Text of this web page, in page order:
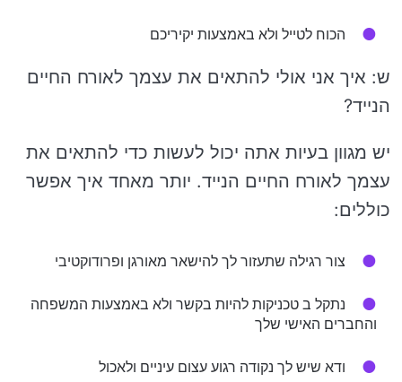
הכוח לטייל ולא באמצעות יקיריכם
ש: איך אני אולי להתאים את עצמך לאורח החיים
הנייד?
יש מגוון בעיות אתה יכול לעשות כדי להתאים את
עצמך לאורח החיים הנייד. יותר מאחד איך אפשר
כוללים:
צור רגילה שתעזור לך להישאר מאורגן ופרודוקטיבי
נתקל ב טכניקות להיות בקשר ולא באמצעות המשפחה
והחברים האישי שלך
ודא שיש לך נקודה רגוע עצום עיניים ולאכול